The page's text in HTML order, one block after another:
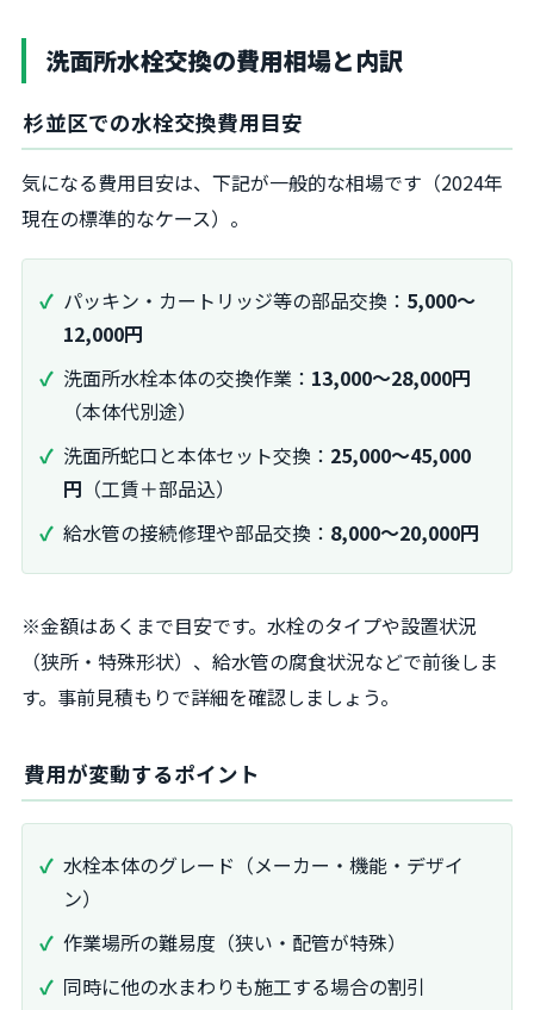
洗面所水栓交換の費用相場と内訳
杉並区での水栓交換費用目安
気になる費用目安は、下記が一般的な相場です（2024年
現在の標準的なケース）。
パッキン・カートリッジ等の部品交換： 5,000～
12,000円
洗面所水栓本体の交換作業： 13,000～28,000円
（本体代別途）
洗面所蛇口と本体セット交換： 25,000～45,000
円 （工賃＋部品込）
給水管の接続修理や部品交換： 8,000～20,000円
※金額はあくまで目安です。水栓のタイプや設置状況
（狭所・特殊形状）、給水管の腐食状況などで前後しま
す。事前見積もりで詳細を確認しましょう。
費用が変動するポイント
水栓本体のグレード（メーカー・機能・デザイ
ン）
作業場所の難易度（狭い・配管が特殊）
同時に他の水まわりも施工する場合の割引